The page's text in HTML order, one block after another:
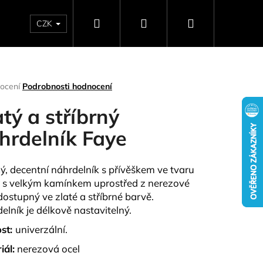
NAPIŠTE NÁM DÁRKOVÉ POUKAZY
CZK Hledat PřihlášeníNákupní
Podrobnosti hodnocení
a stříbrný
Faye
decentní náhrdelník s přívěškem ve tvaru
velkým kamínkem uprostřed z nerezové
ve zlaté a stříbrné barvě.
je délkově nastavitelný.
univerzální.
nerezová ocel